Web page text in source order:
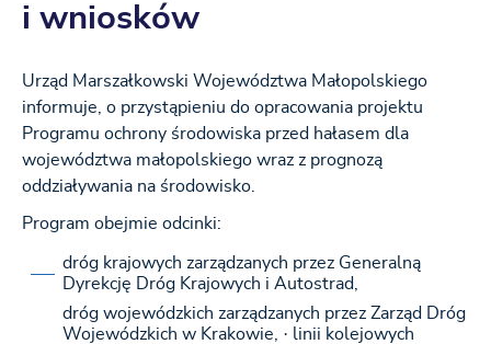
i wniosków
Urząd Marszałkowski Województwa Małopolskiego
informuje, o przystąpieniu do opracowania projektu
Programu ochrony środowiska przed hałasem dla
województwa małopolskiego wraz z prognozą
oddziaływania na środowisko.
Program obejmie odcinki:
dróg krajowych zarządzanych przez Generalną
Dyrekcję Dróg Krajowych i Autostrad,
dróg wojewódzkich zarządzanych przez Zarząd Dróg
Wojewódzkich w Krakowie, · linii kolejowych